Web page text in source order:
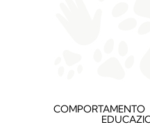
COMPORTAMENTO